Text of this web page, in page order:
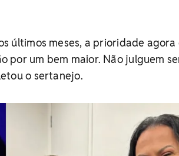
últimos meses, a prioridade agora
por um bem maior. Não julguem
o sertanejo.